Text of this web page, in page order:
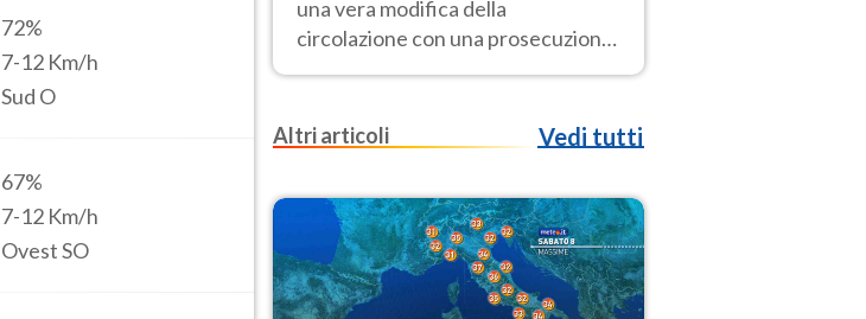
72%
7-12 Km/h
Sud O
67%
7-12 Km/h
Ovest SO
una vera modifica della
circolazione con una prosecuzione
del caldo fuori scala per molti
Ferragosto
Altri articoli Vedi tutti